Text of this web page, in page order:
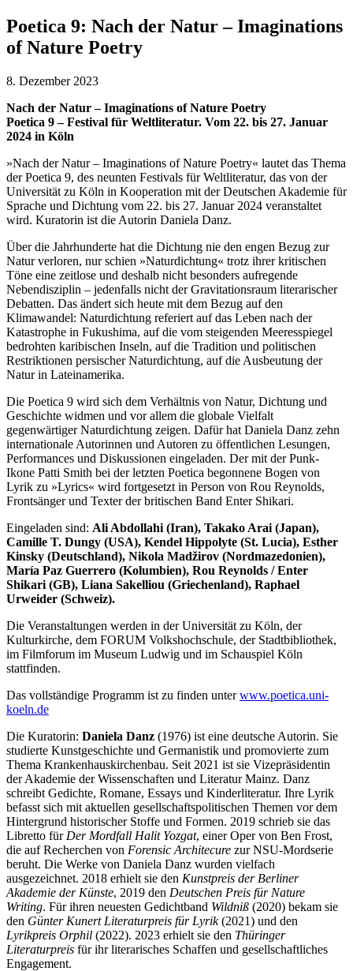
Poetica 9: Nach der Natur – Imaginations
of Nature Poetry
8. Dezember 2023
Nach der Natur – Imaginations of Nature Poetry
Poetica 9 – Festival für Weltliteratur. Vom 22. bis 27. Januar
2024 in Köln
»Nach der Natur – Imaginations of Nature Poetry« lautet das Thema
der Poetica 9, des neunten Festivals für Weltliteratur, das von der
Universität zu Köln in Kooperation mit der Deutschen Akademie für
Sprache und Dichtung vom 22. bis 27. Januar 2024 veranstaltet
wird. Kuratorin ist die Autorin Daniela Danz.
Über die Jahrhunderte hat die Dichtung nie den engen Bezug zur
Natur verloren, nur schien »Naturdichtung« trotz ihrer kritischen
Töne eine zeitlose und deshalb nicht besonders aufregende
Nebendisziplin – jedenfalls nicht der Gravitationsraum literarischer
Debatten. Das ändert sich heute mit dem Bezug auf den
Klimawandel: Naturdichtung referiert auf das Leben nach der
Katastrophe in Fukushima, auf die vom steigenden Meeresspiegel
bedrohten karibischen Inseln, auf die Tradition und politischen
Restriktionen persischer Naturdichtung, auf die Ausbeutung der
Natur in Lateinamerika.
Die Poetica 9 wird sich dem Verhältnis von Natur, Dichtung und
Geschichte widmen und vor allem die globale Vielfalt
gegenwärtiger Naturdichtung zeigen. Dafür hat Daniela Danz zehn
internationale Autorinnen und Autoren zu öffentlichen Lesungen,
Performances und Diskussionen eingeladen. Der mit der Punk-
Ikone Patti Smith bei der letzten Poetica begonnene Bogen von
Lyrik zu »Lyrics« wird fortgesetzt in Person von Rou Reynolds,
Frontsänger und Texter der britischen Band Enter Shikari.
Eingeladen sind: Ali Abdollahi (Iran), Takako Arai (Japan),
Camille T. Dungy (USA), Kendel Hippolyte (St. Lucia), Esther
Kinsky (Deutschland), Nikola Madžirov (Nordmazedonien),
María Paz Guerrero (Kolumbien), Rou Reynolds / Enter
Shikari (GB), Liana Sakelliou (Griechenland), Raphael
Urweider (Schweiz).
Die Veranstaltungen werden in der Universität zu Köln, der
Kulturkirche, dem FORUM Volkshochschule, der Stadtbibliothek,
im Filmforum im Museum Ludwig und im Schauspiel Köln
stattfinden.
Das vollständige Programm ist zu finden unterwww.poetica.uni-
koeln.de
Die Kuratorin: Daniela Danz (1976) ist eine deutsche Autorin. Sie
studierte Kunstgeschichte und Germanistik und promovierte zum
Thema Krankenhauskirchenbau. Seit 2021 ist sie Vizepräsidentin
der Akademie der Wissenschaften und Literatur Mainz. Danz
schreibt Gedichte, Romane, Essays und Kinderliteratur. Ihre Lyrik
befasst sich mit aktuellen gesellschaftspolitischen Themen vor dem
Hintergrund historischer Stoffe und Formen. 2019 schrieb sie das
Libretto für Der Mordfall Halit Yozgat, einer Oper von Ben Frost,
die auf Recherchen von Forensic Architecure zur NSU-Mordserie
beruht. Die Werke von Daniela Danz wurden vielfach
ausgezeichnet. 2018 erhielt sie den Kunstpreis der Berliner
Akademie der Künste, 2019 den Deutschen Preis für Nature
Writing. Für ihren neuesten Gedichtband Wildniß (2020) bekam sie
den Günter Kunert Literaturpreis für Lyrik(2021) und den
Lyrikpreis Orphil (2022). 2023 erhielt sie den Thüringer
Literaturpreis für ihr literarisches Schaffen und gesellschaftliches
Engagement.